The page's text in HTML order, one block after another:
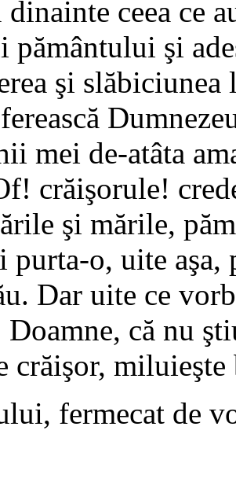
ceea ce
pământului şi
şi
mei de-atâta
crăişorule!
şi mările,
purta-o, uite
Dar uite ce
Doamne, că nu
crăişor, miluieşte
fermecat de